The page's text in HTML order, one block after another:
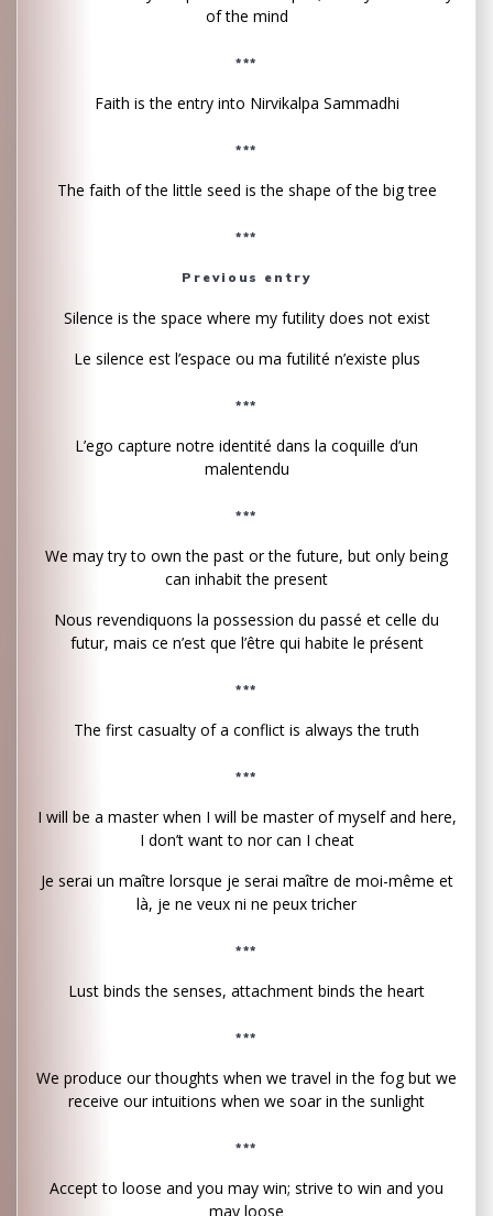
of the mind
***
Faith is the entry into Nirvikalpa Sammadhi
***
The faith of the little seed is the shape of the big tree
***
Previous entry
Silence is the space where my futility does not exist
Le silence est l’espace ou ma futilité n’existe plus
***
L’ego capture notre identité dans la coquille d’un
malentendu
***
We may try to own the past or the future, but only being
can inhabit the present
Nous revendiquons la possession du passé et celle du
futur, mais ce n’est que l’être qui habite le présent
***
The first casualty of a conflict is always the truth
***
I will be a master when I will be master of myself and here,
I don’t want to nor can I cheat
Je serai un maître lorsque je serai maître de moi-même et
là, je ne veux ni ne peux tricher
***
Lust binds the senses, attachment binds the heart
***
We produce our thoughts when we travel in the fog but we
receive our intuitions when we soar in the sunlight
***
Accept to loose and you may win; strive to win and you
may loose